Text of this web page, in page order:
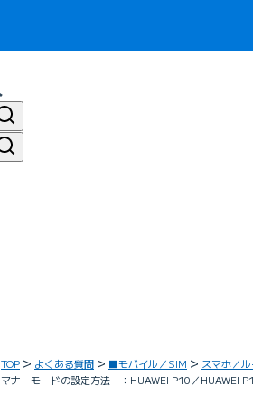
TOP よくある質問 ■モバイル／SIM スマホ／
マナーモードの設定方法 ：HUAWEI P10／HUAWEI